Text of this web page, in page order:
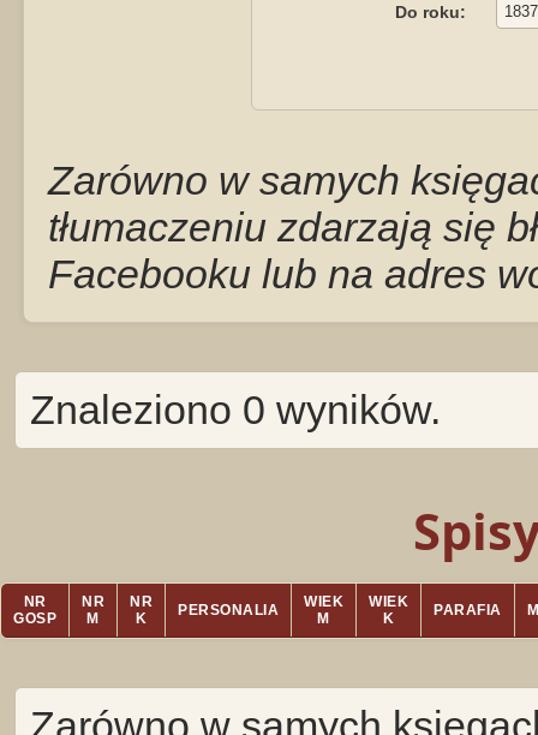
Do roku:
Zarówno w samych
tłumaczeniu zdarzają się
Facebooku lub na adres
Znaleziono 0 wyników.
NR
GOSP
NR
M
NR
K
PERSONALIA
WIEK
M
WIEK
K
PARAFIA
Zarówno w samych